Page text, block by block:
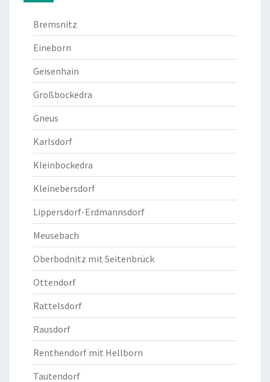
Bremsnitz
Eineborn
Geisenhain
Großbockedra
Gneus
Karlsdorf
Kleinbockedra
Kleinebersdorf
Lippersdorf-Erdmannsdorf
Meusebach
Oberbodnitz mit Seitenbrück
Ottendorf
Rattelsdorf
Rausdorf
Renthendorf mit Hellborn
Tautendorf